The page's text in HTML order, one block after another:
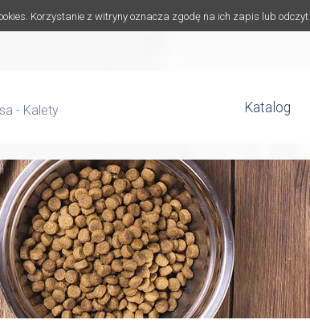
Korzystanie z witryny oznacza zgodę na ich zapis lub
- Kalety Katalog